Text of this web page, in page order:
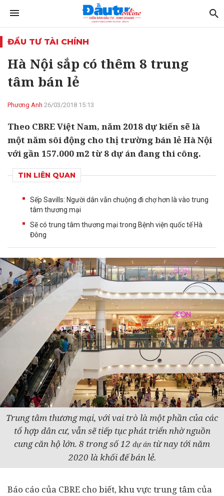
ĐẦU TƯ TÀI CHÍNH
Hà Nội sắp có thêm 8 trung
tâm bán lẻ
Phương Anh 26/03/2018 15:13
Theo CBRE Việt Nam, năm 2018 dự kiến sẽ là
một năm sôi động cho thị trường bán lẻ Hà Nội
với gần 157.000 m2 từ 8 dự án đang thi công.
TIN LIÊN QUAN
Sếp Savills: Người dân vẫn chuộng đi chợ hơn là vào trung
tâm thương mại
Sẽ có trung tâm thương mại trong Bệnh viện quốc tế Hà
Đông
Trung tâm thương mại, với vai trò là một phần của các
tổ hợp dân cư, vẫn sẽ tiếp tục phát triển nhờ nguồn
cung căn hộ lớn. 8 trong số 12 dự án từ nay tới năm
2020 là khối đế bán lẻ.
Báo cáo của CBRE cho biết, khu vực trung tâm của